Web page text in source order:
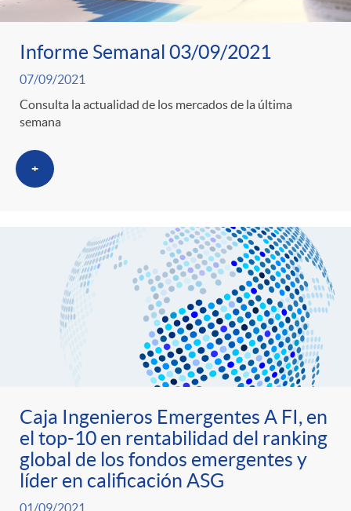
o
n
o
s
l
a
F
i
C
a
c
o
n
t
o
s
Informe Semanal 03/09/2021
07/09/2021
Consulta la actualidad de los mercados de la última
semana
+
Caja Ingenieros Emergentes A FI, en
el top-10 en rentabilidad del ranking
global de los fondos emergentes y
líder en calificación ASG
01/09/2021